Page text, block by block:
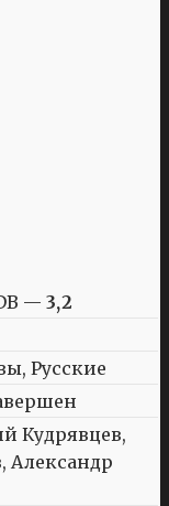
— 3,2
Русские
Кудрявцев,
Александр